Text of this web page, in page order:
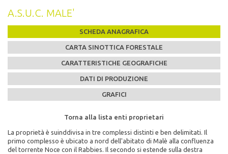
A.S.U.C. MALE'
SCHEDA ANAGRAFICA
CARTA SINOTTICA FORESTALE
CARATTERISTICHE GEOGRAFICHE
DATI DI PRODUZIONE
GRAFICI
Torna alla lista enti proprietari
La proprietà è suinddivisa in tre complessi distinti e ben delimitati. Il
primo complesso è ubicato a nord dell'abitato di Malè alla confluenza
del torrente Noce con il Rabbies. Il secondo si estende sulla destra
Torna alla lista enti proprietari
Torna alla lista enti proprietari
Caratteristiche Stazionali:
Altitudine Minima: 680
Altitudine Massima: 2020
Torna alla lista enti proprietari
PEFC n°:
PEFC/18-21-02/180
Torna alla lista enti proprietari
Massa legnosa ad ettaro: